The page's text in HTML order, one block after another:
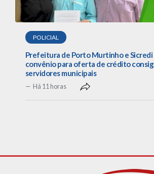
POLICIAL
Prefeitura de Porto Murtinho e Sicredi
convênio para oferta de crédito
servidores municipais
Há 11 horas